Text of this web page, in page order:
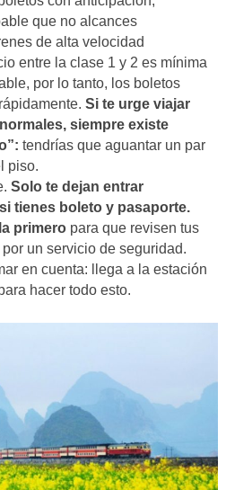
que no alcances
de alta velocidad
entre la clase 1 y 2 es mínima
por lo tanto, los boletos
Si te urge viajar
siempre existe
tendrías que aguantar un par
piso.
Solo te dejan entrar
tienes boleto y pasaporte.
primero para que revisen tus
un servicio de seguridad.
en cuenta: llega a la estación
hacer todo esto.